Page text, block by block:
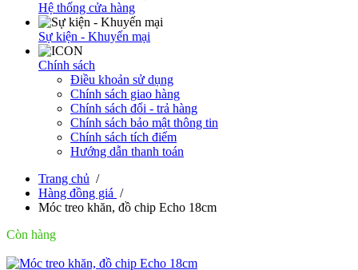
Hệ thống cửa hàng
Sự kiện - Khuyến mại
Chính sách
Điều khoản sử dụng
Chính sách giao hàng
Chính sách đổi - trả hàng
Chính sách bảo mật thông tin
Chính sách tích điểm
Hướng dẫn thanh toán
Trang chủ /
Hàng đồng giá /
Móc treo khăn, đồ chip Echo 18cm
Còn hàng